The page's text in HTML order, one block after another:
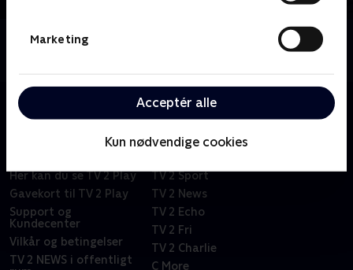
Marketing
Acceptér alle
Kun nødvendige cookies
Om TV MIDTVEST
Her kan du se TV 2 Play
Gavekort til TV 2 Play
Support og
Kundecenter
Vilkår og betingelser
TV 2 NEWS i offentligt
Kanaler
TV 2 Sport
TV 2 News
TV 2 Echo
TV 2 Fri
TV 2 Charlie
C More